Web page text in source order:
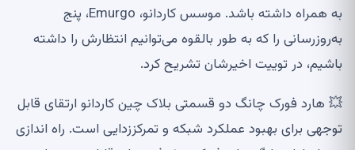
به همراه داشته باشد. موسس کاردانو، Emurgo، پنج
به‌روزرسانی را که به طور بالقوه می‌توانیم انتظارش را داشته
باشیم، در توییت اخیرشان تشریح کرد.
💥 هارد فورک چانگ دو قسمتی بلاک چین کاردانو ارتقای قابل
توجهی برای بهبود عملکرد شبکه و تمرکززدایی است. راه اندازی